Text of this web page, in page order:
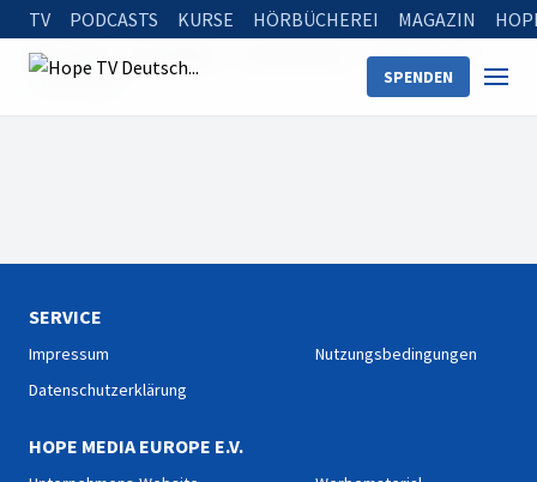
TV PODCASTS KURSE HÖRBÜCHEREI MAGAZIN
SPENDEN
Startseite
Moderatoren
Julian Müller
SERVICE
Impressum
Datenschutzerklärung
Nutzungsbedingungen
HOPE MEDIA EUROPE E.V.